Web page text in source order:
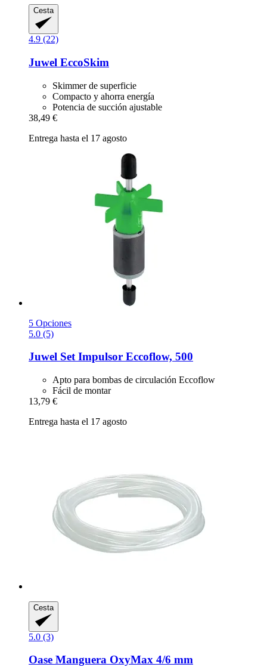
Cesta
4.9 (22)
Juwel EccoSkim
Skimmer de superficie
Compacto y ahorra energía
Potencia de succión ajustable
38,49 €
Entrega hasta el 17 agosto
5 Opciones
5.0 (5)
Juwel Set Impulsor Eccoflow, 500
Apto para bombas de circulación Eccoflow
Fácil de montar
13,79 €
Entrega hasta el 17 agosto
Cesta
5.0 (3)
Oase Manguera OxyMax 4/6 mm